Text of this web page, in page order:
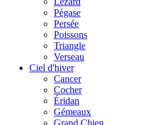
Pégase
Persée
Poissons
Triangle
Verseau
Ciel d'hiver
Cancer
Cocher
Éridan
Gémeaux
Grand Chien